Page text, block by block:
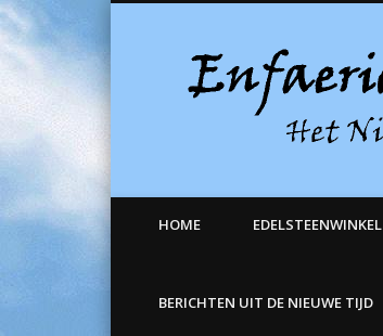
Het Nieuwe Eden
Facebook
HOME EDELSTEENWINKEL
BERICHTEN UIT DE NIEUWE TIJD